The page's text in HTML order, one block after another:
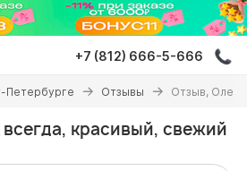
+7 (812) 666-5-666
Петербурге Отзывы Отзыв, Олег:
красивый, свежий